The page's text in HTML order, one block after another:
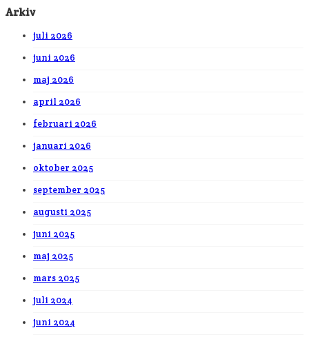
Arkiv
juli 2026
juni 2026
maj 2026
april 2026
februari 2026
januari 2026
oktober 2025
september 2025
augusti 2025
juni 2025
maj 2025
mars 2025
juli 2024
juni 2024